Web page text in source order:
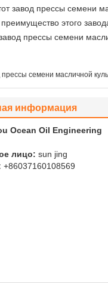
завод прессы семени
этого
прессы семени
прессы семени масличной
информация
Ocean Oil Engineering
лицо: sun jing
+86037160108569